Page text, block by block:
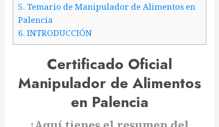
5. Temario de Manipulador de Alimentos en
Palencia
6. INTRODUCCIÓN
Certificado Oficial
Manipulador de Alimentos
en Palencia